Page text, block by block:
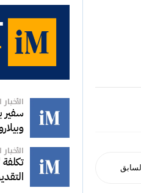
السابق
سفير
التقديرات بـ50%